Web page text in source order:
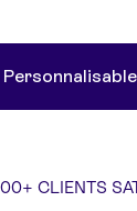
CLIENTS